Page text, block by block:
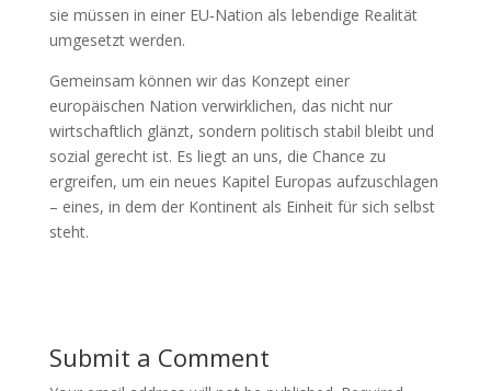
sie müssen in einer EU‑Nation als lebendige Realität
umgesetzt werden.
Gemeinsam können wir das Konzept einer
europäischen Nation verwirklichen, das nicht nur
wirtschaftlich glänzt, sondern politisch stabil bleibt und
sozial gerecht ist. Es liegt an uns, die Chance zu
ergreifen, um ein neues Kapitel Europas aufzuschlagen
– eines, in dem der Kontinent als Einheit für sich selbst
steht.
Submit a Comment